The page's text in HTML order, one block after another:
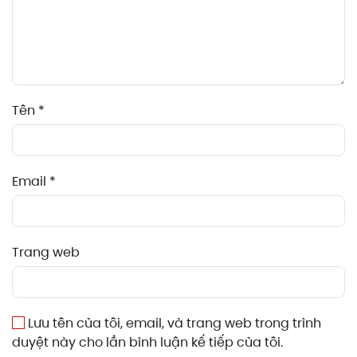
Tên *
Email *
Trang web
Lưu tên của tôi, email, và trang web trong trình
duyệt này cho lần bình luận kế tiếp của tôi.